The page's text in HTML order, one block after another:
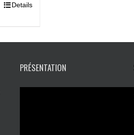
Details
PRÉSENTATION